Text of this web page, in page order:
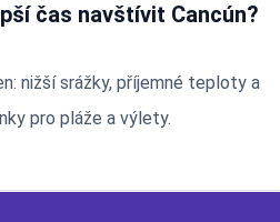
čas navštívit Cancún?
nižší srážky, příjemné teploty a
pro pláže a výlety.